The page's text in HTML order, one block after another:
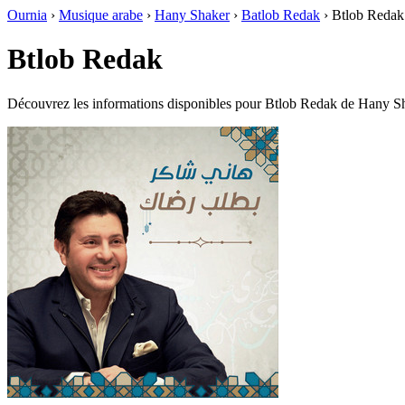
Ournia › Musique arabe › Hany Shaker› Batlob Redak › Btlob Redak
Btlob Redak
Découvrez les informations disponibles pour Btlob Redak de Hany